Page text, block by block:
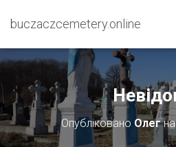
buczaczcemetery.online
Опубліковано Олегна